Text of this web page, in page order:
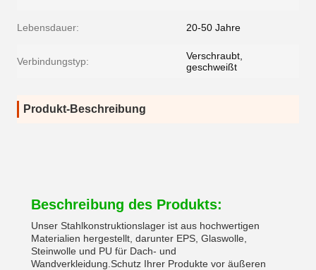
Lebensdauer: 20-50 Jahre
Verbindungstyp:
Verschraubt,
geschweißt
Produkt-Beschreibung
Beschreibung des Produkts:
Unser Stahlkonstruktionslager ist aus hochwertigen
Materialien hergestellt, darunter EPS, Glaswolle,
Steinwolle und PU für Dach- und
Wandverkleidung.Schutz Ihrer Produkte vor äußeren